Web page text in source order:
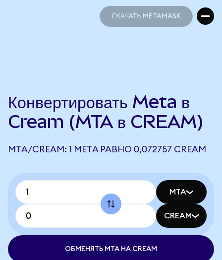
СКАЧАТЬ METAMASK
Конвертировать Meta в
Cream (MTA в CREAM)
MTA/CREAM: 1 META РАВНО 0,072757 CREAM
MTA
CREAM
ОБМЕНЯТЬ MTA НА CREAM